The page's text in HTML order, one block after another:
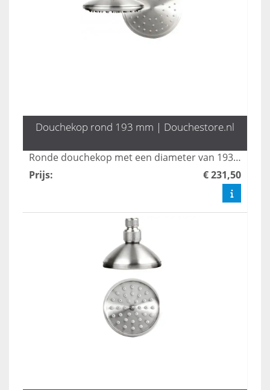
Douchekop rond 193 mm | Douchestore.nl
Ronde douchekop met een diameter van 193 mm. Van rvs 304.
Prijs: € 231,50